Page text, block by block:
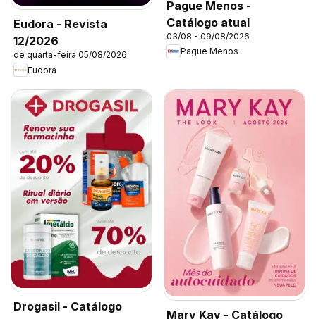
Eudora - Revista
12/2026
de quarta-feira 05/08/2026
Eudora
Pague Menos -
Catálogo atual
03/08 - 09/08/2026
Pague Menos
Drogasil - Catálogo
Mary Kay - Catálogo